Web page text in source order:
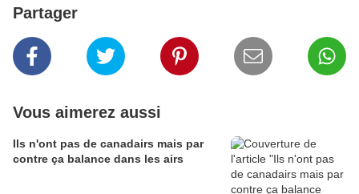
Partager
Vous aimerez aussi
Ils n'ont pas de canadairs mais par
contre ça balance dans les airs